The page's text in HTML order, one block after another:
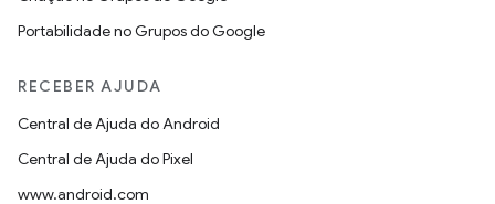
Portabilidade no Grupos do Google
RECEBER AJUDA
Central de Ajuda do Android
Central de Ajuda do Pixel
www.android.com